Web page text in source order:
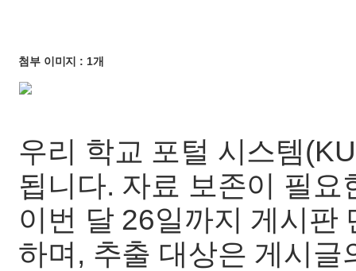
첨부 이미지 : 1개
우리 학교 포털 시스템
됩니다. 자료 보존이 필
이번 달 26일까지 게시판
하며, 추출 대상은 게시글